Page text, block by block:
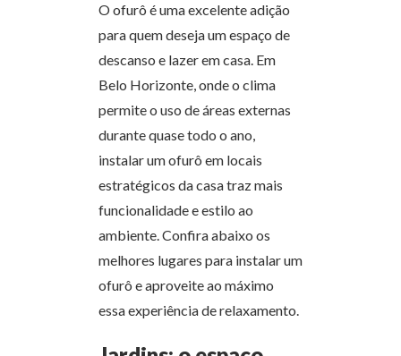
O ofurô é uma excelente adição
para quem deseja um espaço de
descanso e lazer em casa. Em
Belo Horizonte, onde o clima
permite o uso de áreas externas
durante quase todo o ano,
instalar um ofurô em locais
estratégicos da casa traz mais
funcionalidade e estilo ao
ambiente. Confira abaixo os
melhores lugares para instalar um
ofurô e aproveite ao máximo
essa experiência de relaxamento.